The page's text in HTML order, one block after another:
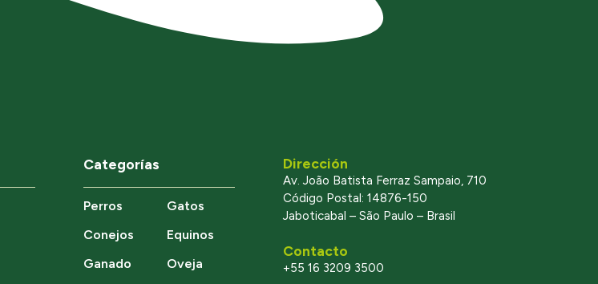
Categorías
Perros
Gatos
Conejos
Equinos
Ganado
Oveja
Dirección
Av. João Batista Ferraz Sampaio, 710
Código Postal: 14876-150
Jaboticabal – São Paulo – Brasil
Contacto
+55 16 3209 3500